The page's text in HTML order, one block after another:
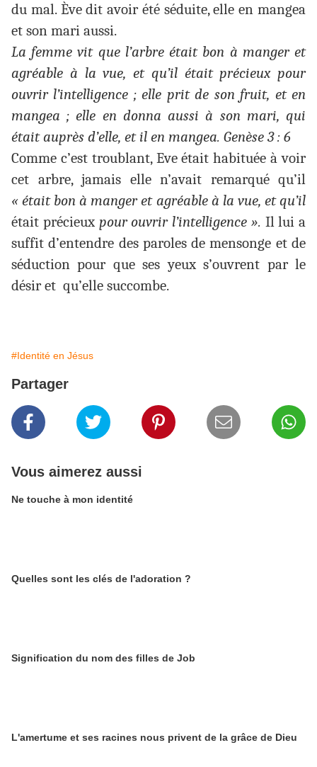
du mal. Ève dit avoir été séduite, elle en mangea
et son mari aussi.
La femme vit que l’arbre était bon à manger et
agréable à la vue, et qu’il était précieux pour
ouvrir l’intelligence ; elle prit de son fruit, et en
mangea ; elle en donna aussi à son mari, qui
était auprès d’elle, et il en mangea. Genèse 3 : 6
Comme c’est troublant, Eve était habituée à voir
cet arbre, jamais elle n’avait remarqué qu’il
« était bon à manger et agréable à la vue, et qu’il
était précieux pour ouvrir l’intelligence ». Il lui a
suffit d’entendre des paroles de mensonge et de
séduction pour que ses yeux s’ouvrent par le
désir et qu’elle succombe.
#Identité en Jésus
Partager
Vous aimerez aussi
Ne touche à mon identité
Quelles sont les clés de l'adoration ?
Signification du nom des filles de Job
L'amertume et ses racines nous privent de la grâce de Dieu